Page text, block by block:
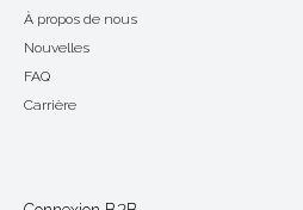
À propos de nous
Nouvelles
FAQ
Carrière